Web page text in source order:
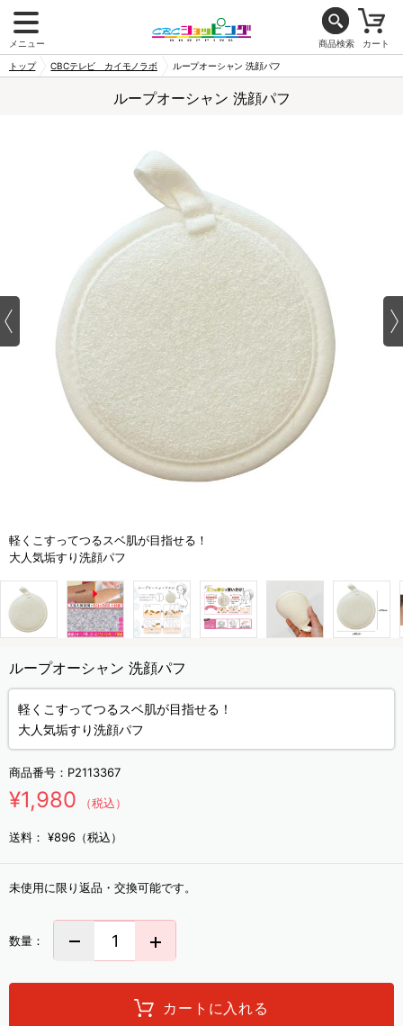
メニュー 商品検索 カート
トップ CBCテレビ カイモノラボ ループオーシャン 洗顔パフ
ループオーシャン 洗顔パフ
軽くこすってつるスベ肌が目指せる！
大人気垢すり洗顔パフ
ループオーシャン 洗顔パフ
軽くこすってつるスベ肌が目指せる！
大人気垢すり洗顔パフ
商品番号： P2113367
¥1,980 （税込）
送料： ¥896（税込）
未使用に限り返品・交換可能です。
数量：
カートに入れる